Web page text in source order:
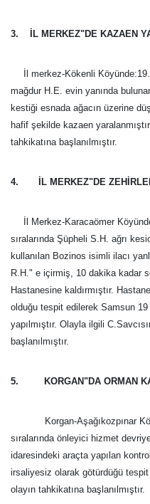
3. İL MERKEZ"DE KAZAEN
İl merkez-Kökenli
mağdur H.E. evin yanında
kestiği esnada ağacın üzerine
hafif şekilde kazaen
tahkikatına başlanılmıştır.
4. İL MERKEZ"DE
İl Merkez-Karacaömer
sıralarında Şüpheli S.H. ağrı
kullanılan Bozinos isimli ilacı
R.H." e içirmiş, 10 dakika kadar
Hastanesine kaldırmıştır.
olduğu tespit edilerek Samsun
yapılmıştır. Olayla ilgili
başlanılmıştır.
5. KORGAN"DA ORMAN
Korgan-Aşağıkozpınar
sıralarında önleyici hizmet
idaresindeki araçta yapılan
irsaliyesiz olarak götürdüğü tespit
olayın tahkikatına başlanılmıştır.